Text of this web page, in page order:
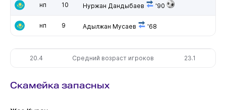
нп 10 Нуржан Дандыбаев '90
нп 9 Адылжан Мусаев '68
20.4 Средний возраст игроков 23.1
Скамейка запасных